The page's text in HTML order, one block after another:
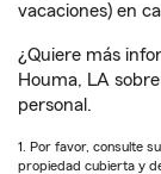
vacaciones) en
¿Quiere más
Houma, LA
personal.
1. Por favor, consulte
propiedad cubierta y